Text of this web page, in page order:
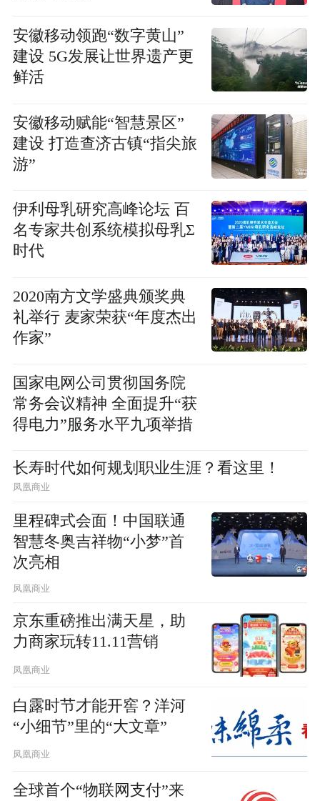
安徽移动领跑“数字黄山”
建设 5G发展让世界遗产更
鲜活
安徽移动赋能“智慧景区”
建设 打造查济古镇“指尖旅
游”
伊利母乳研究高峰论坛 百
名专家共创系统模拟母乳Σ
时代
2020南方文学盛典颁奖典
礼举行 麦家荣获“年度杰出
作家”
国家电网公司贯彻国务院
常务会议精神 全面提升“获
得电力”服务水平九项举措
长寿时代如何规划职业生涯？看这里！
凤凰商业
里程碑式会面！中国联通
智慧冬奥吉祥物“小梦”首
次亮相
凤凰商业
京东重磅推出满天星，助
力商家玩转11.11营销
凤凰商业
白露时节才能开窖？洋河
“小细节”里的“大文章”
凤凰商业
全球首个“物联网支付”来